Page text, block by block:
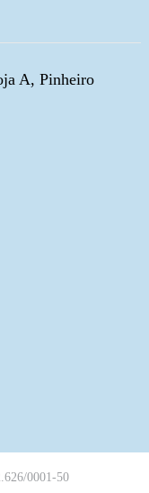
A, Pinheiro
0001-50